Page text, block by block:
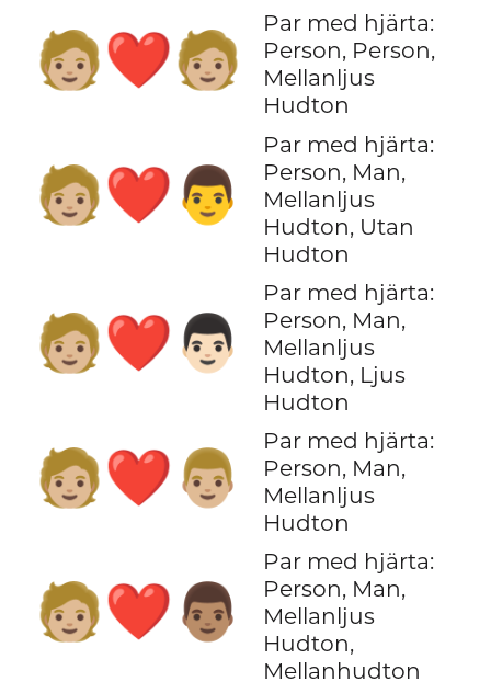
🧑🏼‍❤️‍🧑🏼
Par med hjärta:
Person, Person,
Mellanljus
Hudton
🧑🏼‍❤️‍👨
Par med hjärta:
Person, Man,
Mellanljus
Hudton, Utan
Hudton
🧑🏼‍❤️‍👨🏻
Par med hjärta:
Person, Man,
Mellanljus
Hudton, Ljus
Hudton
🧑🏼‍❤️‍👨🏼
Par med hjärta:
Person, Man,
Mellanljus
Hudton
🧑🏼‍❤️‍👨🏽
Par med hjärta:
Person, Man,
Mellanljus
Hudton,
Mellanhudton